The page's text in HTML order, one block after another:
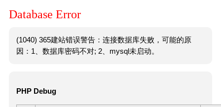
Database Error
(1040) 365建站错误警告：连接数据库失败，可能的原
因：1、数据库密码不对; 2、mysql未启动。
PHP Debug